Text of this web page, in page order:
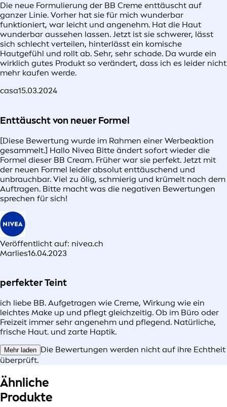
Die neue Formulierung der BB Creme enttäuscht auf
ganzer Linie. Vorher hat sie für mich wunderbar
funktioniert, war leicht und angenehm. Hat die Haut
wunderbar aussehen lassen. Jetzt ist sie schwerer, lässt
sich schlecht verteilen, hinterlässt ein komische
Hautgefühl und rollt ab. Sehr, sehr schade. Da wurde ein
wirklich gutes Produkt so verändert, dass ich es leider nicht
mehr kaufen werde.
casa15.03.2024
Enttäuscht von neuer Formel
[Diese Bewertung wurde im Rahmen einer Werbeaktion
gesammelt.] Hallo Nivea Bitte ändert sofort wieder die
Formel dieser BB Cream. Früher war sie perfekt. Jetzt mit
der neuen Formel leider absolut enttäuschend und
unbrauchbar. Viel zu ölig, schmierig und krümelt nach dem
Auftragen. Bitte macht was die negativen Bewertungen
sprechen für sich!
Veröffentlicht auf: nivea.ch
Marlies16.04.2023
perfekter Teint
ich liebe BB. Aufgetragen wie Creme, Wirkung wie ein
leichtes Make up und pflegt gleichzeitig. Ob im Büro oder
Freizeit immer sehr angenehm und pflegend. Natürliche,
frische Haut. und zarte Haptik.
Mehr laden Die Bewertungen werden nicht auf ihre Echtheit
überprüft.
Ähnliche
Produkte